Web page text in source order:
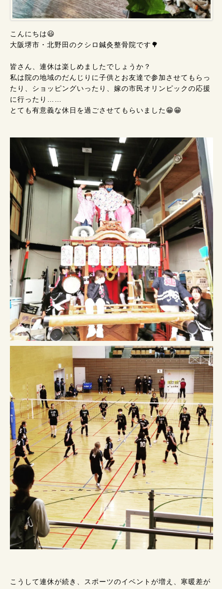
こんにちは😃
大阪堺市・北野田のクシロ鍼灸整骨院です🌳
皆さん、連休は楽しめましたでしょうか？
私は院の地域のだんじりに子供とお友達で参加させてもらっ
たり、ショッピングいったり、嫁の市民オリンピックの応援
に行ったり……
とても有意義な休日を過ごさせてもらいました😁😁
こうして連休が続き、スポーツのイベントが増え、寒暖差が